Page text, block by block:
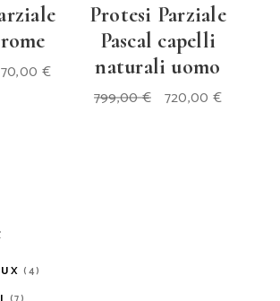
€Il
prezzo
attuale
Protesi Parziale
Pascal capelli
naturali uomo
799,00€ Il
prezzo
720,00 €Il
prezzo
(4)